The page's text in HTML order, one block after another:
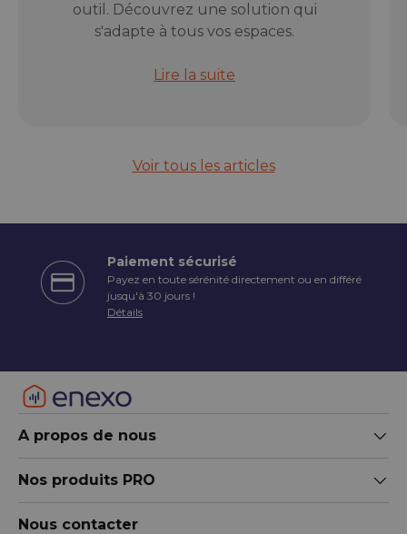
outil. Découvrez une solution qui
s'adapte à tous vos espaces.
Rail électrique modulable Orium :
Lire la suite
Voir tous les articles
Paiement sécurisé
Payez en toute sérénité directement ou en différé
jusqu'à 30 jours !
Détails
A propos de nous
Nos produits PRO
Nous contacter